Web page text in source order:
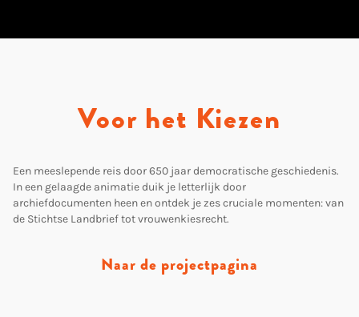
Voor het Kiezen
Een meeslepende reis door 650 jaar democratische geschiedenis.
In een gelaagde animatie duik je letterlijk door
archiefdocumenten heen en ontdek je zes cruciale momenten: van
de Stichtse Landbrief tot vrouwenkiesrecht.
Naar de projectpagina